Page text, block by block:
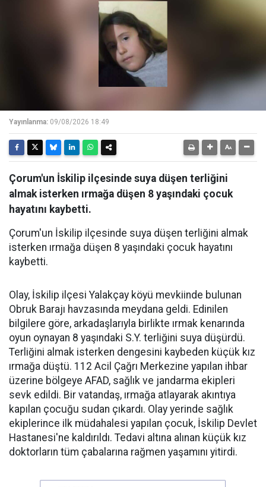
Yayınlanma: 09/08/2026 18:49
Çorum'un İskilip ilçesinde suya düşen terliğini
almak isterken ırmağa düşen 8 yaşındaki çocuk
hayatını kaybetti.
Çorum'un İskilip ilçesinde suya düşen terliğini almak
isterken ırmağa düşen 8 yaşındaki çocuk hayatını
kaybetti.
Olay, İskilip ilçesi Yalakçay köyü mevkiinde bulunan
Obruk Barajı havzasında meydana geldi. Edinilen
bilgilere göre, arkadaşlarıyla birlikte ırmak kenarında
oyun oynayan 8 yaşındaki S.Y. terliğini suya düşürdü.
Terliğini almak isterken dengesini kaybeden küçük kız
ırmağa düştü. 112 Acil Çağrı Merkezine yapılan ihbar
üzerine bölgeye AFAD, sağlık ve jandarma ekipleri
sevk edildi. Bir vatandaş, ırmağa atlayarak akıntıya
kapılan çocuğu sudan çıkardı. Olay yerinde sağlık
ekiplerince ilk müdahalesi yapılan çocuk, İskilip Devlet
Hastanesi'ne kaldırıldı. Tedavi altına alınan küçük kız
doktorların tüm çabalarına rağmen yaşamını yitirdi.